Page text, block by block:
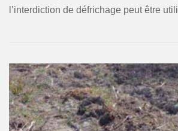
l’interdiction de défrichage peut être